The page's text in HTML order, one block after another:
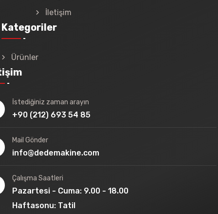
İletişim
Kategoriler
Ürünler
İstediğiniz zaman arayın
+90 (212) 693 54 85
Mail Gönder
info@dedemakine.com
Çalışma Saatleri
Pazartesi - Cuma: 9.00 - 18.00
Haftasonu: Tatil